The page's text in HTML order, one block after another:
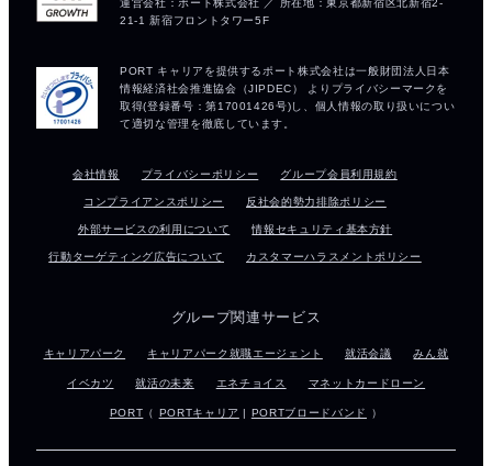
会社情報 プライバシーポリシー グループ会員利用規約
コンプライアンスポリシー 反社会的勢力排除ポリシー
外部サービスの利用について 情報セキュリティ基本方針
行動ターゲティング広告について カスタマーハラスメントポリシー